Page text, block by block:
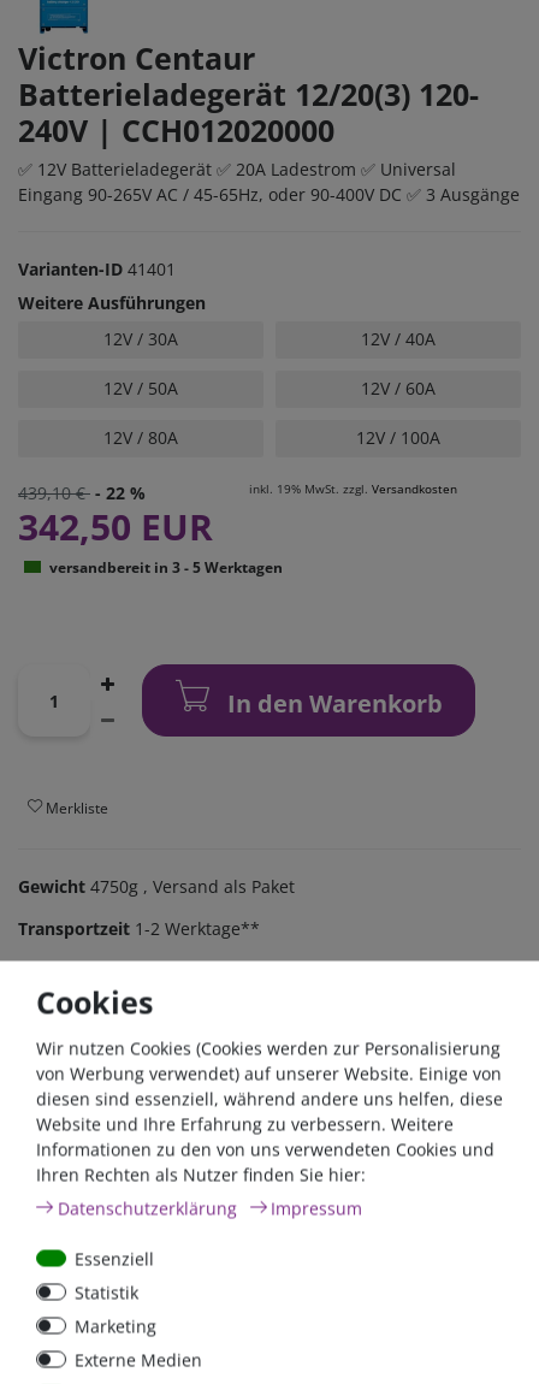
Victron Centaur
Batterieladegerät 12/20(3) 120-
240V | CCH012020000
✅ 12V Batterieladegerät ✅ 20A Ladestrom ✅ Universal
Eingang 90-265V AC / 45-65Hz, oder 90-400V DC ✅ 3 Ausgänge
Varianten-ID 41401
Weitere Ausführungen
12V / 30A
12V / 40A
12V / 50A 12V / 60A
12V / 80A 12V / 100A
439,10 € - 22 %
342,50 EUR
inkl. 19% MwSt. zzgl. Versandkosten
versandbereit in 3 - 5 Werktagen
In den Warenkorb
Merkliste
Gewicht 4750g , Versand als Paket
Transportzeit 1-2 Werktage**
Zum Kabelkonfigurator
Kabel, so wie man sie braucht.
Länge, Querschnitt und Anschlussstücke
individuell für Sie angepasst.
Beschreibung Weitere Details
Cookies
Wir nutzen Cookies (Cookies werden zur Personalisierung
von Werbung verwendet) auf unserer Website. Einige von
diesen sind essenziell, während andere uns helfen, diese
Website und Ihre Erfahrung zu verbessern. Weitere
Informationen zu den von uns verwendeten Cookies und
Ihren Rechten als Nutzer finden Sie hier:
Daten­schutz­erklärung
Impressum
Essenziell
Statistik
Marketing
Externe Medien